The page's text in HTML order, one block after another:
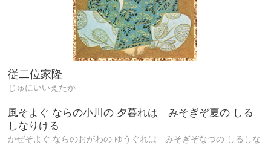
従二位家隆
じゅにいいえたか
風そよぐ ならの小川の 夕暮れは みそぎぞ夏の しる
しなりける
かぜそよぐ ならのおがわの ゆうぐれは みそぎぞなつの しるしな